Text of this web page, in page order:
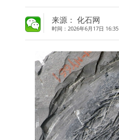
来源： 化石网
时间：2026年6月17日 16:35